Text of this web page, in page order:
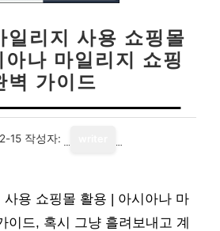
일리지 사용 쇼핑몰
나 마일리지 쇼핑
벽 가이드
15 작성자:
사용 쇼핑몰 활용 | 아시아나 마
이드, 혹시 그냥 흘려보내고 계